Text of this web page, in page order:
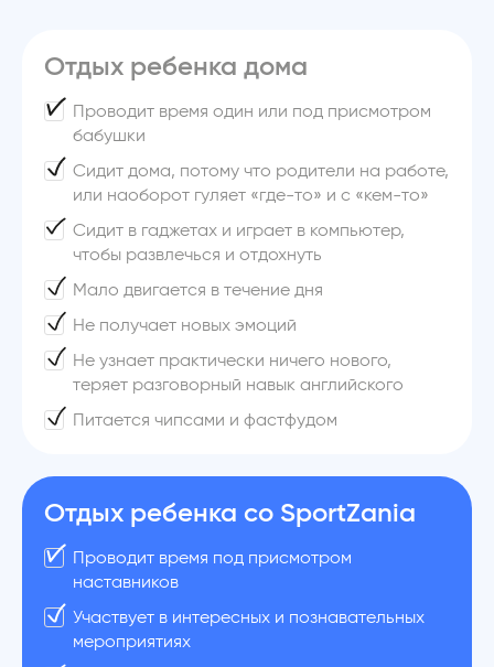
Отдых ребенка дома
Проводит время один или под присмотром
бабушки
Сидит дома, потому что родители на работе,
или наоборот гуляет «где-то» и с «кем-то»
Сидит в гаджетах и играет в компьютер,
чтобы развлечься и отдохнуть
Мало двигается в течение дня
Не получает новых эмоций
Не узнает практически ничего нового,
теряет разговорный навык английского
Питается чипсами и фастфудом
Отдых ребенка со SportZania
Проводит время под присмотром
наставников
Участвует в интересных и познавательных
мероприятиях